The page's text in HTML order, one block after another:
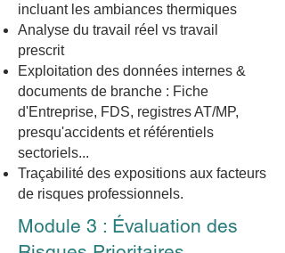
incluant les ambiances thermiques
Analyse du travail réel vs travail
prescrit
Exploitation des données internes &
documents de branche : Fiche
d'Entreprise, FDS, registres AT/MP,
presqu'accidents et référentiels
sectoriels...
Traçabilité des expositions aux facteurs
de risques professionnels.
Module 3 : Évaluation des